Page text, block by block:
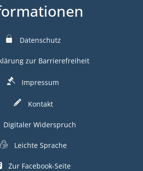
Datenschutz
zur Barrierefreiheit
Impressum
Kontakt
Digitaler Widerspruch
Leichte Sprache
Zur Facebook-Seite